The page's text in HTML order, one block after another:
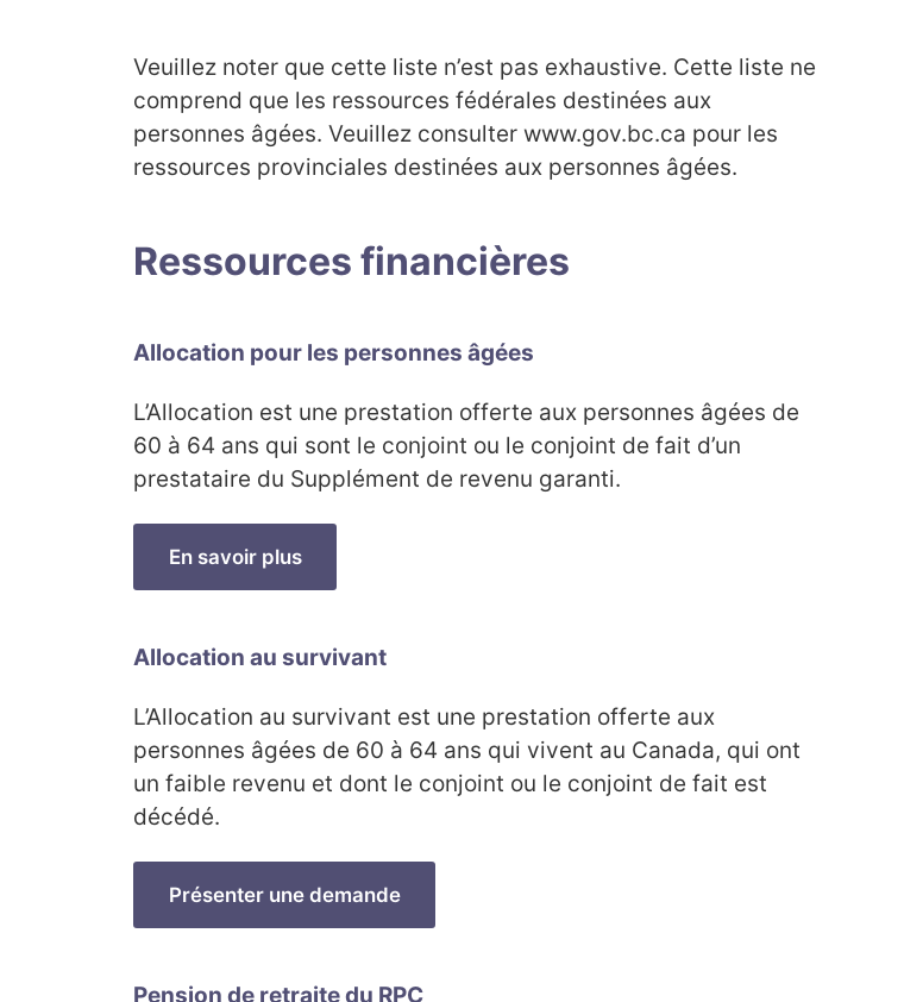
Veuillez noter que cette liste n’est pas exhaustive. Cette liste ne
comprend que les ressources fédérales destinées aux
personnes âgées. Veuillez consulter www.gov.bc.ca pour les
ressources provinciales destinées aux personnes âgées.
Ressources financières
Allocation pour les personnes âgées
L’Allocation est une prestation offerte aux personnes âgées de
60 à 64 ans qui sont le conjoint ou le conjoint de fait d’un
prestataire du Supplément de revenu garanti.
En savoir plus
Allocation au survivant
L’Allocation au survivant est une prestation offerte aux
personnes âgées de 60 à 64 ans qui vivent au Canada, qui ont
un faible revenu et dont le conjoint ou le conjoint de fait est
décédé.
Présenter une demande
Pension de retraite du RPC